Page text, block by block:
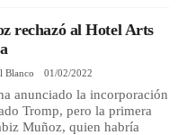
rechazó al Hotel Arts
Blanco 01/02/2022
anunciado la incorporación
Tromp, pero la primera
Muñoz, quien habría